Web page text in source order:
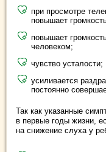
при просмотре
повышает
повышает
человеком;
чувство усталости;
усиливается
постоянно
Так как указанные
в первые годы жизни,
на снижение слуха у